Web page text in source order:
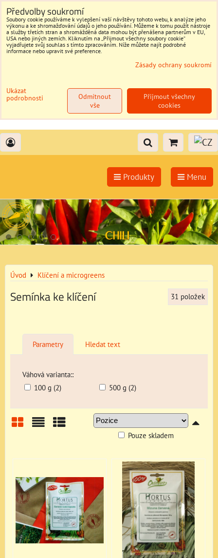
Produkty Menu
Úvod Klíčení a microgreens
Semínka ke klíčení 31 položek
Parametry Hledat text
Váhová varianta::
100 g (2)
500 g (2)
Pouze skladem
Předvolby soukromí
Soubory cookie používáme k vylepšení vaší návštěvy tohoto webu, k analýze jeho
výkonu a ke shromažďování údajů o jeho používání. Můžeme k tomu použít nástroje
a služby třetích stran a shromážděná data mohou být přenášena partnerům v EU,
USA nebo jiných zemích. Kliknutím na „Přijmout všechny soubory cookie“
vyjadřujete svůj souhlas s tímto zpracováním. Níže můžete najít podrobné
informace nebo upravit své preference.
Zásady ochrany soukromí
Ukázat
podrobnosti
Přijmout všechny
cookies
Odmítnout
vše